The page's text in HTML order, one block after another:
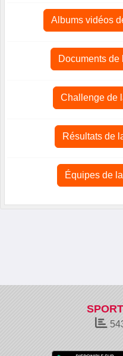
Albums vidéos
Documents
Challenge de
Résultats de
Équipes de